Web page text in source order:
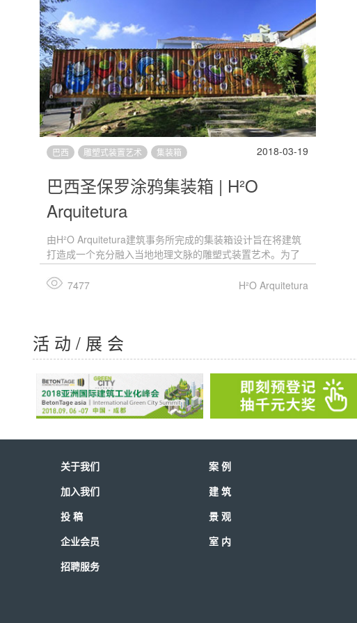
2018-03-19
巴西 雕塑式装置艺术 集装箱
巴西圣保罗涂鸦集装箱 | H²O
Arquitetura
由H²O Arquitetura建筑事务所完成的集装箱设计旨在将建筑
打造成一个充分融入当地地理文脉的雕塑式装置艺术。为了
进一步突出项目自身的特点，外幕墙上还进行了涂鸦设计。
集装箱位于巴西圣保罗一处别墅村庄内。设计团队希望通过
7477 H²O Arquitetura
活 动 / 展 会
关于我们
加入我们
投 稿
企业会员
招聘服务
案 例
建 筑
景 观
室 内